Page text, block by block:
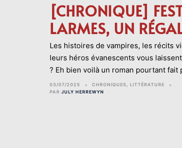
[CHRONIQUE]
LARMES, UN
Les histoires de vampires, les récits
leurs héros évanescents vous
? Eh bien voilà un roman pourtant fait
03/07/2025 CHRONIQUES
LITTÉRATURE
PAR JULY HERREWYN